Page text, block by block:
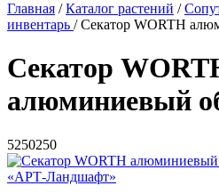
Главная /Каталог растений /
инвентарь / Секатор WORTH
Секатор
алюминиевый
5250250